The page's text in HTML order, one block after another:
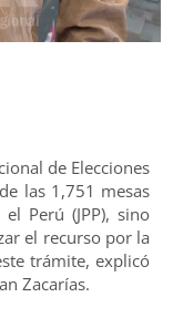
de Elecciones
las 1,751 mesas
Perú (JPP), sino
el recurso por la
trámite, explicó
Zacarías.